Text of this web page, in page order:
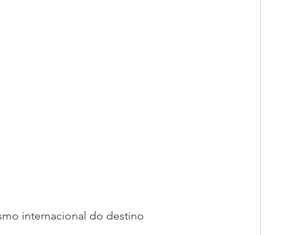
internacional do destino